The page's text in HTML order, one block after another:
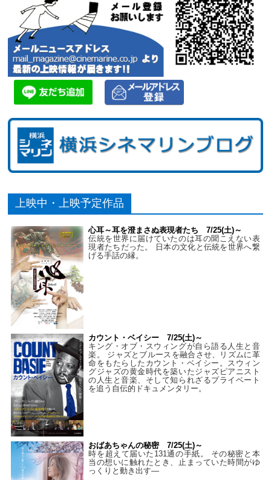
上映中・上映予定作品
心耳～耳を澄まさぬ表現者たち 7/25(土)～
伝統を世界に届けていたのは耳の聞こえない表
現者たちだった。 日本の文化と伝統を世界へ繋
げる手話の縁。
カウント・ベイシー 7/25(土)～
キング・オブ・スウィングが自ら語る人生と音
楽。 ジャズとブルースを融合させ、リズムに革
命をもたらしたカウント・ベイシー。スウィン
グジャズの黄金時代を築いたジャズピアニスト
の人生と音楽、そして知られざるプライベート
を追う自伝的ドキュメンタリー。
おばあちゃんの秘密 7/25(土)～
時を超えて届いた131通の手紙。 その秘密と本
当の想いに触れたとき、止まっていた時間がゆ
っくりと動き出す―